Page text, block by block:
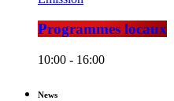
Programmes locaux
10:00 - 16:00
News